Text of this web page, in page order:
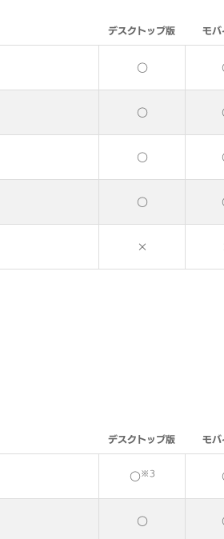
デスクトップ版 モ
○
○
○
○
×
デスクトップ版 モ
○※3
○